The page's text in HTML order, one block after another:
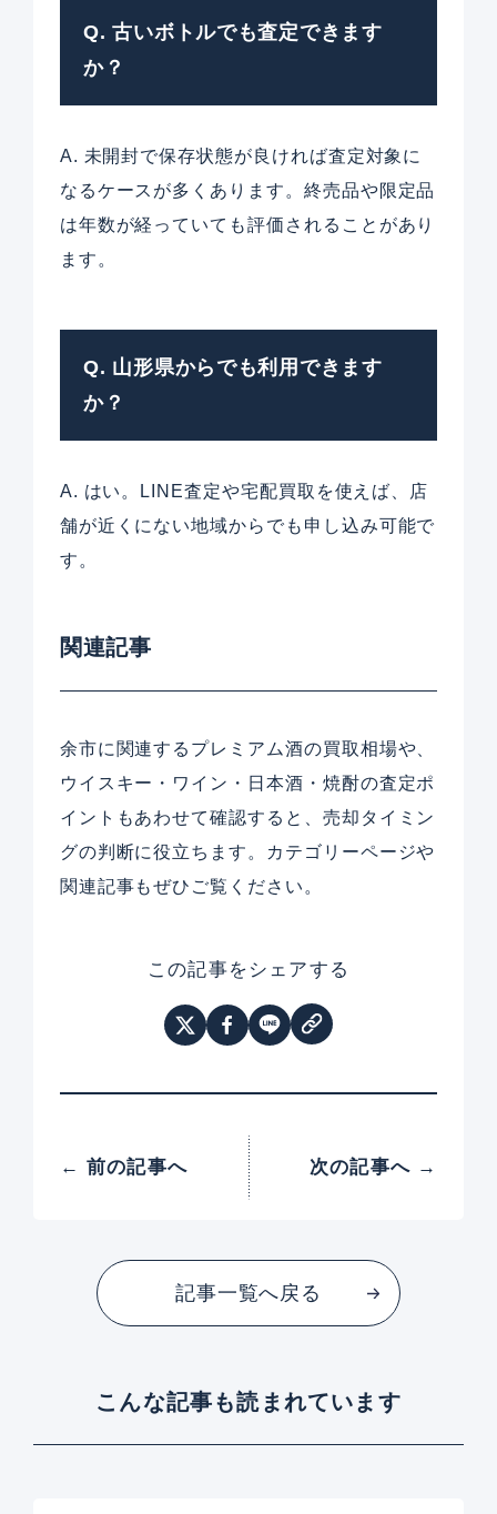
Q. 古いボトルでも査定できます
か？
A. 未開封で保存状態が良ければ査定対象に
なるケースが多くあります。終売品や限定品
は年数が経っていても評価されることがあり
ます。
Q. 山形県からでも利用できます
か？
A. はい。LINE査定や宅配買取を使えば、店
舗が近くにない地域からでも申し込み可能で
す。
関連記事
余市に関連するプレミアム酒の買取相場や、
ウイスキー・ワイン・日本酒・焼酎の査定ポ
イントもあわせて確認すると、売却タイミン
グの判断に役立ちます。カテゴリーページや
関連記事もぜひご覧ください。
この記事をシェアする
← 前の記事へ 次の記事へ →
記事一覧へ戻る
こんな記事も読まれています